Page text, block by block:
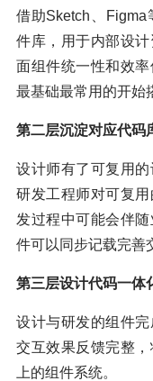
借助Sketch、Figma
件库，用于内部设
面组件统一性和效
最基础最常用的开始
第二层沉淀对应代码
设计师有了可复用
研发工程师对可复
发过程中可能会伴
件可以同步记载完善
第三层设计代码一体
设计与研发的组件
交互效果反馈完整
上的组件系统。